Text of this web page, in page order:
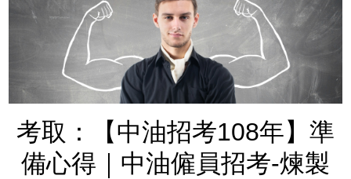
考取：【中油招考108年】準
備心得｜中油僱員招考-煉製